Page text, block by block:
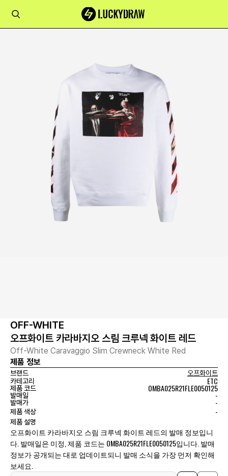
OFF-WHITE
오프화이트 카라바지오 스림 크루넥 화이트 레드
Off-White Caravaggio Slim Crewneck White Red
제품 정보
브랜드
오프화이트
카테고리
ETC
제품 코드 OMBA025R21FLE0050125
발매일 -
발매가 -
제품 색상 -
제품 설명
오프화이트 카라바지오 스림 크루넥 화이트 레드의 발매 정보입니
다. 발매일은 미정, 제품 코드는 OMBA025R21FLE0050125입니다. 발매
정보가 공개되는 대로 업데이트되니 발매 소식을 가장 먼저 확인해
보세요.